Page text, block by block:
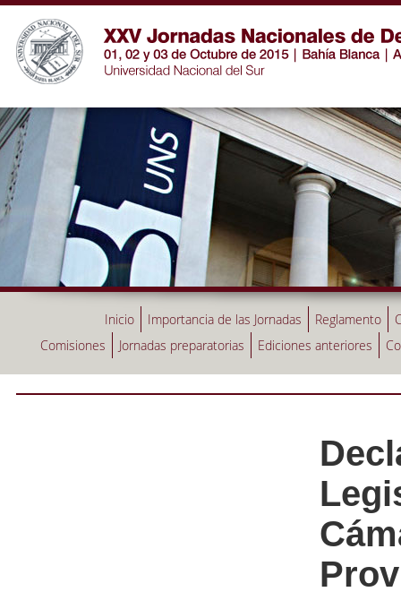
Inicio Importancia de las Jornadas Reglamento
Comisiones
Jornadas preparatorias Ediciones anteriores